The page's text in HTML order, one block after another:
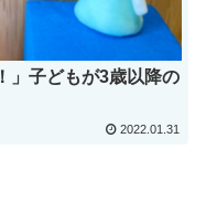
」子どもが3歳以降の
2022.01.31